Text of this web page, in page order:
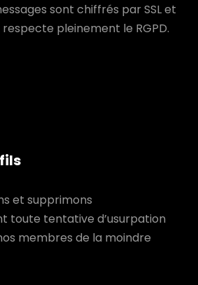
sont chiffrés par SSL et
pleinement le RGPD.
et supprimons
toute tentative d’usurpation
membres de la moindre